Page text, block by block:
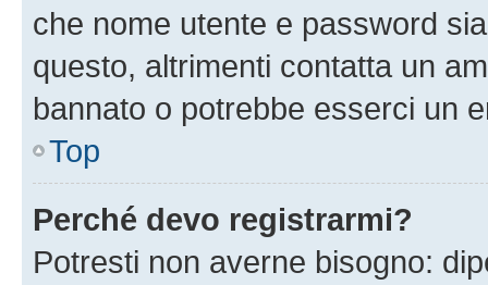
che nome utente e password
questo, altrimenti contatta un
bannato o potrebbe esserci un
Top
Perché devo registrarmi?
Potresti non averne bisogno: